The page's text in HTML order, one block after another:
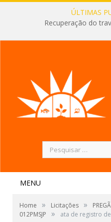
ÚLTIMAS
Recuperação do
Pesquisar
por:
MENU
Home » Licitações »
012PMSJP
» ata de registro